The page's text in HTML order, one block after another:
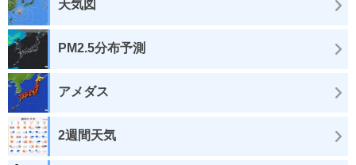
天気図
PM2.5分布予測
アメダス
2週間天気